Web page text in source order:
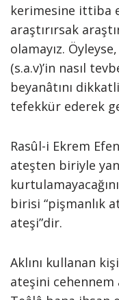
kerimesine ittiba
araştırırsak
olamayız.
(s.a.v)’in nasıl
beyanâtını
tefekkür ederek
Rasûl-i Ekrem
ateşten biriyle
birisi “pişmanlık
ateşi”dir.
Aklını kullanan
ateşini cehennem